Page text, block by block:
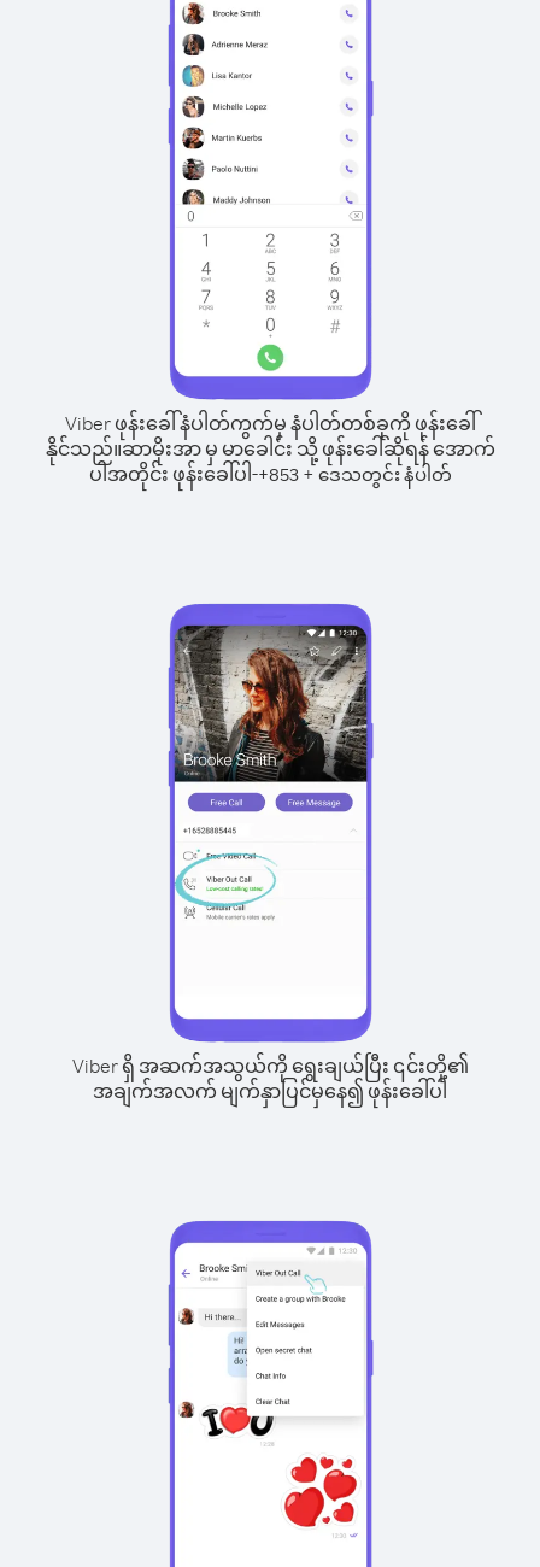
Viber ဖုန်းခေါ်နံပါတ်ကွက်မှ နံပါတ်တစ်ခုကို ဖုန်းခေါ်
နိုင်သည်။ဆာမိုးအာ မှ မာခေါင်း သို့ ဖုန်းခေါ်ဆိုရန် အောက်
ပါအတိုင်း ဖုန်းခေါ်ပါ-+853+ဒေသတွင်း နံပါတ်
Viber ရှိ အဆက်အသွယ်ကို ရွေးချယ်ပြီး ၎င်းတို့၏
အချက်အလက် မျက်နှာပြင်မှနေ၍ ဖုန်းခေါ်ပါ